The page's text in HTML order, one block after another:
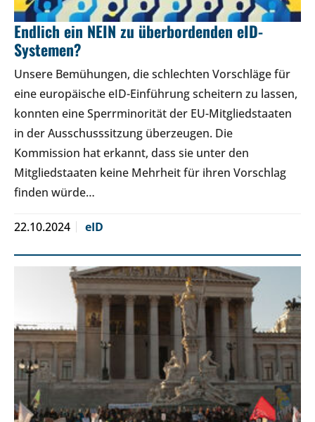
Endlich ein NEIN zu überbordenden eID-
Systemen?
Unsere Bemühungen, die schlechten Vorschläge für
eine europäische eID-Einführung scheitern zu lassen,
konnten eine Sperrminorität der EU-Mitgliedstaaten
in der Ausschusssitzung überzeugen. Die
Kommission hat erkannt, dass sie unter den
Mitgliedstaaten keine Mehrheit für ihren Vorschlag
finden würde…
22.10.2024 eID